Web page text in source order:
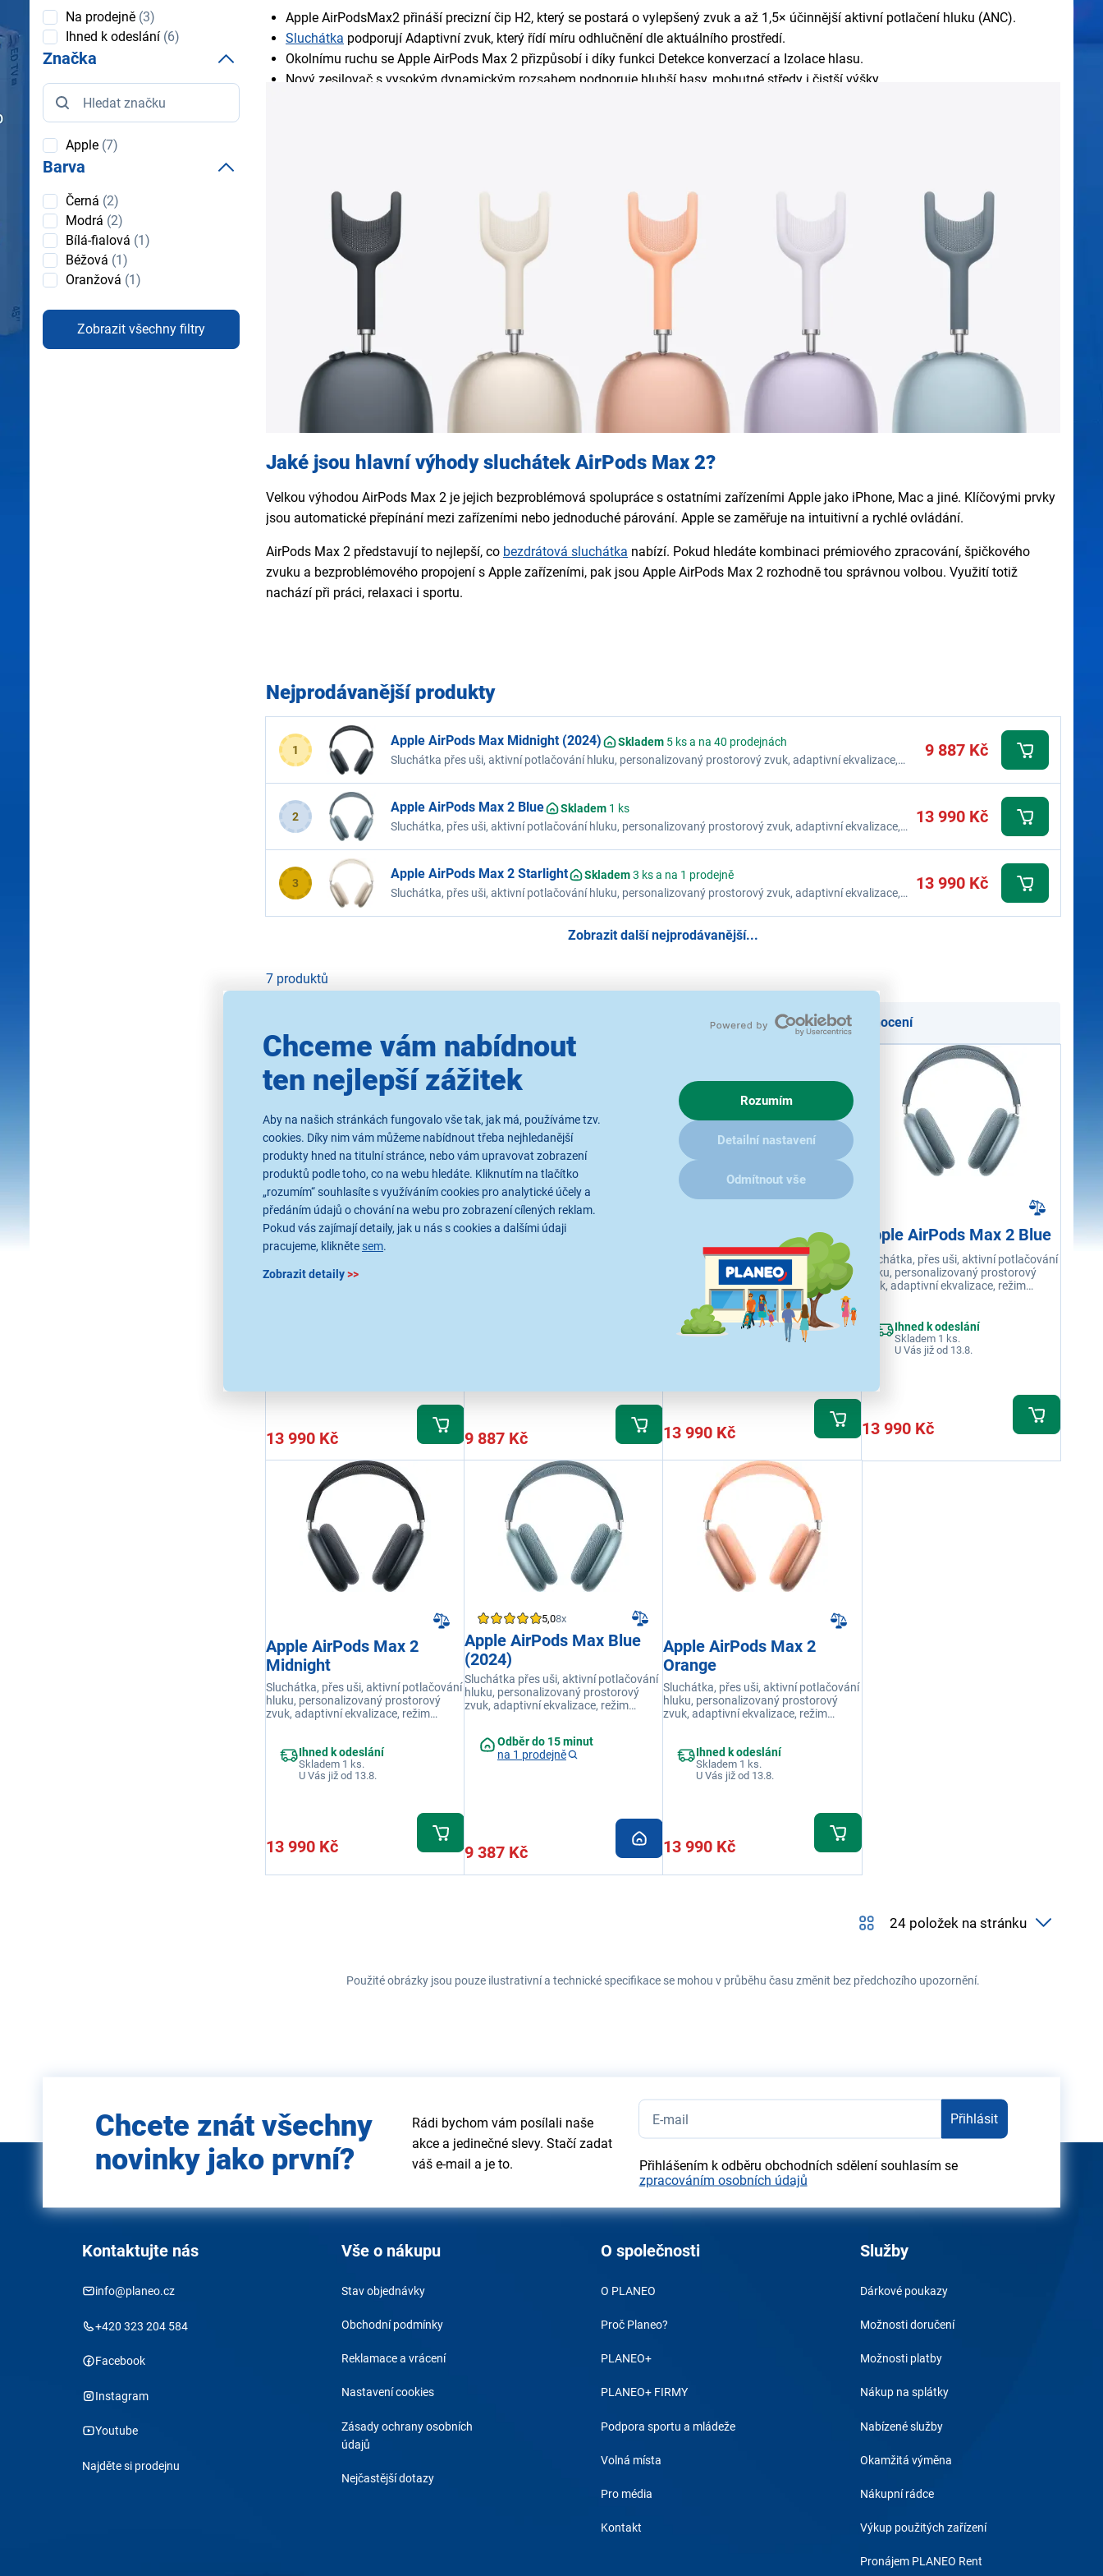
Chceme vám nabídnout
ten nejlepší zážitek
Aby na našich stránkách fungovalo vše tak, jak má, používáme tzv.
cookies. Díky nim vám můžeme nabídnout třeba nejhledanější
produkty hned na titulní stránce, nebo vám upravovat zobrazení
produktů podle toho, co na webu hledáte. Kliknutím na tlačítko
„rozumím“ souhlasíte s využíváním cookies pro analytické účely a
předáním údajů o chování na webu pro zobrazení cílených reklam.
Pokud vás zajímají detaily, jak u nás s cookies a dalšími údaji
pracujeme, klikněte sem.
Zobrazit detaily>>
Rozumím
Detailní nastavení
Odmítnout vše
Apple AirPodsMax2 přináší precizní čip H2, který se postará o vylepšený zvuk a až 1,5× účinnější aktivní potlačení hluku (ANC).
Sluchátka podporují Adaptivní zvuk, který řídí míru odhlučnění dle aktuálního prostředí.
Okolnímu ruchu se Apple AirPods Max 2 přizpůsobí i díky funkci Detekce konverzací a Izolace hlasu.
Nový zesilovač s vysokým dynamickým rozsahem podporuje hlubší basy, mohutné středy i čistší výšky.
hudebních aplikacích.
AirPodsMax2 přichází v 5 unikátních barvách – temně inkoustové, hvězdně bílé, modré, fialové a oranžové.
O maximální pohodlí se postará klenba hlavového mostu z prodyšné textilní síťoviny, náušníky z akustické paměťové pěny potažené
speciální textilní síťovinou, vysouvací ramena, nerezový rám a mušle z anodizovaného hliníku doplněné mechanismem pro nezávislé
Součástí balení je i měkké tenké pouzdro Smart Case vhodné pro bezpečné přenášení sluchátek AirPods Max 2. Pouzdro navíc
uchovává sluchátka v ultraúsporném režimu. Baterie si tak zachovává úroveň nabití.
Jaké jsou hlavní výhody sluchátek AirPods Max 2?
Velkou výhodou AirPods Max 2 je jejich bezproblémová spolupráce s ostatními zařízeními Apple jako iPhone, Mac a jiné. Klíčovými prvky
jsou automatické přepínání mezi zařízeními nebo jednoduché párování. Apple se zaměřuje na intuitivní a rychlé ovládání.
AirPods Max 2 představují to nejlepší, co bezdrátová sluchátka nabízí. Pokud hledáte kombinaci prémiového zpracování, špičkového
zvuku a bezproblémového propojení s Apple zařízeními, pak jsou Apple AirPods Max 2 rozhodně tou správnou volbou. Využití totiž
nachází při práci, relaxaci i sportu.
Nejprodávanější produkty
1
Apple AirPods Max Midnight (2024) Skladem 5 ks a na 40 prodejnách
Sluchátka přes uši, aktivní potlačování hluku, personalizovaný prostorový zvuk, adaptivní ekvalizace,
9 887 Kč
2
Apple AirPods Max 2 Blue Skladem 1 ks
Sluchátka, přes uši, aktivní potlačování hluku, personalizovaný prostorový zvuk, adaptivní ekvalizace,
konverzací, USB-C
13 990 Kč
3
Apple AirPods Max 2 Starlight Skladem3 ks a na 1 prodejně
Sluchátka, přes uši, aktivní potlačování hluku, personalizovaný prostorový zvuk, adaptivní ekvalizace,
konverzací, USB-C
13 990 Kč
Zobrazit další nejprodávanější...
Dostupnost
Na prodejně (3)
Ihned k odeslání (6)
Značka
Značka
Apple (7)
Barva
BarvaČerná (2)
Modrá (2)
Bílá-fialová (1)
Béžová (1)
Oranžová (1)
Zobrazit všechny filtry
7 produktů
Dle doporučení Podle hodnocení
Apple AirPods Max 2
Starlight
hluku, personalizovaný prostorový
13 990 Kč
5,0
Apple AirPods Max
9 887 Kč
Apple AirPods Max 2
Purple
Sluchátka, přes uši, aktivní potlačování
hluku, personalizovaný prostorový
zvuk, adaptivní ekvalizace, režim
propustnosti, přizpůsobují se
individuálnímu tvaru hlavy, až 20 hodin
poslechu hudby, detekce konverzací,
Ihned k odeslání
13 990 Kč
Apple AirPods Max 2 Blue
Sluchátka, přes uši, aktivní potlačování
hluku, personalizovaný prostorový
zvuk, adaptivní ekvalizace, režim
poslechu hudby, detekce konverzací,
USB-C
Ihned k odeslání
Skladem 1 ks.
U Vás již od 13.8.
13 990 Kč
Apple AirPods Max 2
Midnight
Sluchátka, přes uši, aktivní potlačování
hluku, personalizovaný prostorový
zvuk, adaptivní ekvalizace, režim
poslechu hudby, detekce konverzací,
USB-C
Ihned k odeslání
Skladem 1 ks.
U Vás již od 13.8.
13 990 Kč
5,08x
Apple AirPods Max Blue
(2024)
Sluchátka přes uši, aktivní potlačování
hluku, personalizovaný prostorový
zvuk, adaptivní ekvalizace, režim
poslechu hudby, USB‑C
Odběr do 15 minut
na 1 prodejně
9 387 Kč
Apple AirPods Max 2
Orange
Sluchátka, přes uši, aktivní potlačování
hluku, personalizovaný prostorový
zvuk, adaptivní ekvalizace, režim
poslechu hudby, detekce konverzací,
USB-C
Ihned k odeslání
Skladem 1 ks.
U Vás již od 13.8.
13 990 Kč
Použité obrázky jsou pouze ilustrativní a technické specifikace se mohou v průběhu času změnit bez předchozího upozornění.
e-mail
Chcete znát všechny
novinky jako první?
Rádi bychom vám posílali naše
akce a jedinečné slevy. Stačí zadat
váš e-mail a je to.
Přihlásit
Přihlášením k odběru obchodních sdělení souhlasím se
zpracováním osobních údajů
Kontaktujte nás
info@planeo.cz
+420 323 204 584
Facebook
Instagram
Youtube
Najděte si prodejnu
Vše o nákupu
Stav objednávky
Obchodní podmínky
Reklamace a vrácení
Nastavení cookies
Zásady ochrany osobních
údajů
Nejčastější dotazy
O společnosti
O PLANEO
Proč Planeo?
PLANEO+
PLANEO+ FIRMY
Podpora sportu a mládeže
Volná místa
Pro média
Kontakt
Služby
Dárkové poukazy
Možnosti doručení
Možnosti platby
Nákup na splátky
Nabízené služby
Okamžitá výměna
Nákupní rádce
Výkup použitých zařízení
Pronájem PLANEO Rent